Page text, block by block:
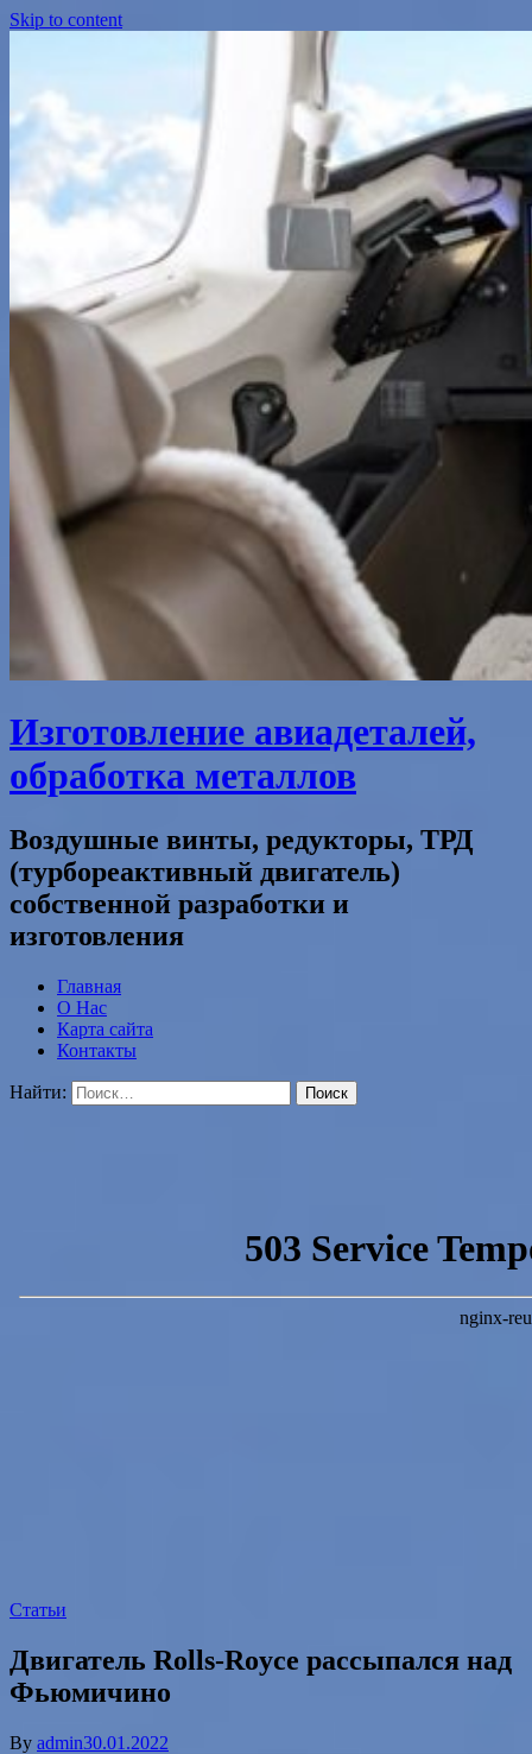
Skip to content
Изготовление авиадеталей,
обработка металлов
Воздушные винты, редукторы, ТРД
(турбореактивный двигатель)
собственной разработки и
изготовления
Главная
О Нас
Карта сайта
Контакты
Найти:
Статьи
Двигатель Rolls-Royce рассыпался над
Фьюмичино
By admin30.01.2022